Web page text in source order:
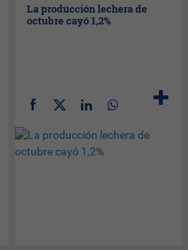
La producción lechera de
octubre cayó 1,2%